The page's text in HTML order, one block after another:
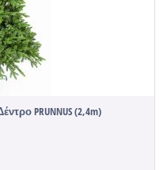
PRUNNUS (2,4m)